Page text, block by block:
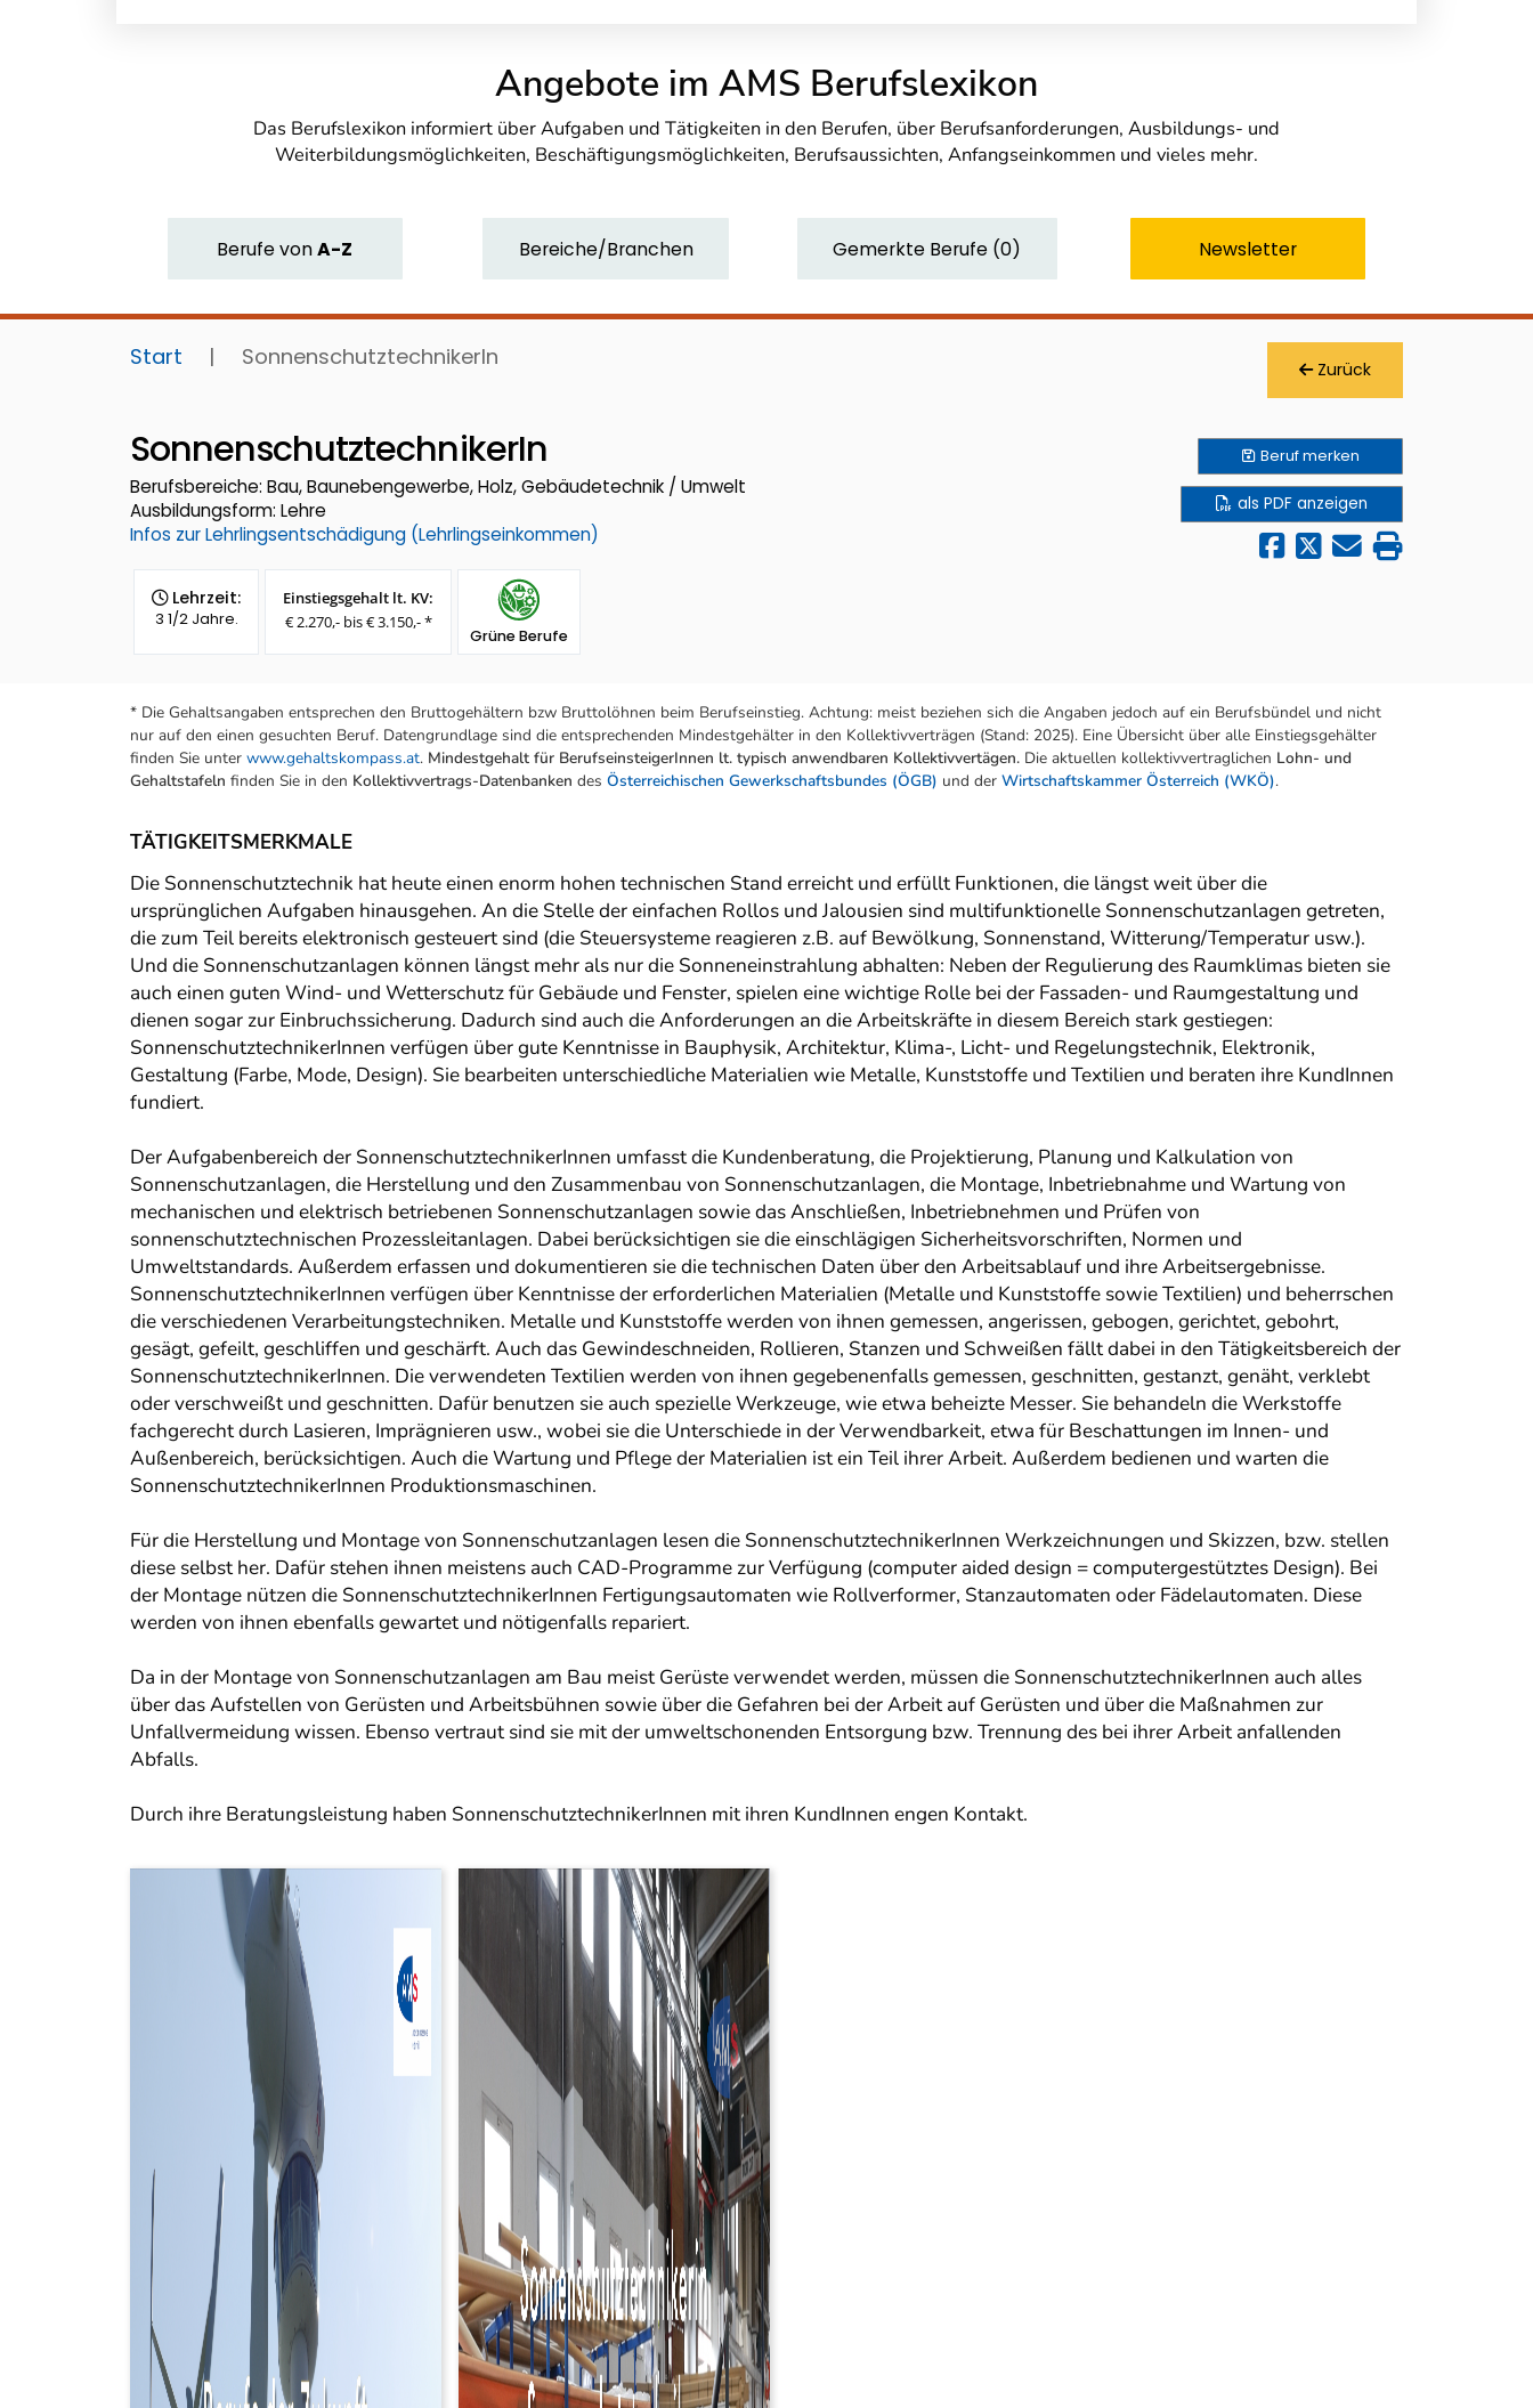
Angebote im AMS Berufslexikon
Das Berufslexikon informiert über Aufgaben und Tätigkeiten in den Berufen, über Berufsanforderungen, Ausbildungs- und
Weiterbildungsmöglichkeiten, Beschäftigungsmöglichkeiten, Berufsaussichten, Anfangseinkommen und vieles mehr.
BerufevonA-Z Bereiche/Branchen Gemerkte Berufe (0) Newsletter
Start | SonnenschutztechnikerIn Zurück
SonnenschutztechnikerIn
Berufsbereiche: Bau, Baunebengewerbe, Holz, Gebäudetechnik / Umwelt
Ausbildungsform: Lehre
Infos zur Lehrlingsentschädigung (Lehrlingseinkommen)
Lehrzeit:
3 1/2 Jahre.
Einstiegsgehalt lt. KV:
€ 2.270,- bis € 3.150,- *
Grüne Berufe
Berufmerken
als PDF anzeigen
* Die Gehaltsangaben entsprechen den Bruttogehältern bzw Bruttolöhnen beim Berufseinstieg. Achtung: meist beziehen sich die Angaben jedoch auf ein Berufsbündel und nicht
nur auf den einen gesuchten Beruf. Datengrundlage sind die entsprechenden Mindestgehälter in den Kollektivverträgen (Stand: 2025). Eine Übersicht über alle Einstiegsgehälter
finden Sie unter www.gehaltskompass.at. Mindestgehalt für BerufseinsteigerInnen lt. typisch anwendbaren Kollektivvertägen. Die aktuellen kollektivvertraglichen Lohn- und
Gehaltstafeln finden Sie in den Kollektivvertrags-Datenbanken des Österreichischen Gewerkschaftsbundes (ÖGB) und der Wirtschaftskammer Österreich (WKÖ).
TÄTIGKEITSMERKMALE
Die Sonnenschutztechnik hat heute einen enorm hohen technischen Stand erreicht und erfüllt Funktionen, die längst weit über die
ursprünglichen Aufgaben hinausgehen. An die Stelle der einfachen Rollos und Jalousien sind multifunktionelle Sonnenschutzanlagen getreten,
die zum Teil bereits elektronisch gesteuert sind (die Steuersysteme reagieren z.B. auf Bewölkung, Sonnenstand, Witterung/Temperatur usw.).
Und die Sonnenschutzanlagen können längst mehr als nur die Sonneneinstrahlung abhalten: Neben der Regulierung des Raumklimas bieten sie
auch einen guten Wind- und Wetterschutz für Gebäude und Fenster, spielen eine wichtige Rolle bei der Fassaden- und Raumgestaltung und
dienen sogar zur Einbruchssicherung. Dadurch sind auch die Anforderungen an die Arbeitskräfte in diesem Bereich stark gestiegen:
SonnenschutztechnikerInnen verfügen über gute Kenntnisse in Bauphysik, Architektur, Klima-, Licht- und Regelungstechnik, Elektronik,
Gestaltung (Farbe, Mode, Design). Sie bearbeiten unterschiedliche Materialien wie Metalle, Kunststoffe und Textilien und beraten ihre KundInnen
fundiert.
Der Aufgabenbereich der SonnenschutztechnikerInnen umfasst die Kundenberatung, die Projektierung, Planung und Kalkulation von
Sonnenschutzanlagen, die Herstellung und den Zusammenbau von Sonnenschutzanlagen, die Montage, Inbetriebnahme und Wartung von
mechanischen und elektrisch betriebenen Sonnenschutzanlagen sowie das Anschließen, Inbetriebnehmen und Prüfen von
sonnenschutztechnischen Prozessleitanlagen. Dabei berücksichtigen sie die einschlägigen Sicherheitsvorschriften, Normen und
Umweltstandards. Außerdem erfassen und dokumentieren sie die technischen Daten über den Arbeitsablauf und ihre Arbeitsergebnisse.
SonnenschutztechnikerInnen verfügen über Kenntnisse der erforderlichen Materialien (Metalle und Kunststoffe sowie Textilien) und beherrschen
die verschiedenen Verarbeitungstechniken. Metalle und Kunststoffe werden von ihnen gemessen, angerissen, gebogen, gerichtet, gebohrt,
gesägt, gefeilt, geschliffen und geschärft. Auch das Gewindeschneiden, Rollieren, Stanzen und Schweißen fällt dabei in den Tätigkeitsbereich der
SonnenschutztechnikerInnen. Die verwendeten Textilien werden von ihnen gegebenenfalls gemessen, geschnitten, gestanzt, genäht, verklebt
oder verschweißt und geschnitten. Dafür benutzen sie auch spezielle Werkzeuge, wie etwa beheizte Messer. Sie behandeln die Werkstoffe
fachgerecht durch Lasieren, Imprägnieren usw., wobei sie die Unterschiede in der Verwendbarkeit, etwa für Beschattungen im Innen- und
Außenbereich, berücksichtigen. Auch die Wartung und Pflege der Materialien ist ein Teil ihrer Arbeit. Außerdem bedienen und warten die
SonnenschutztechnikerInnen Produktionsmaschinen.
Für die Herstellung und Montage von Sonnenschutzanlagen lesen die SonnenschutztechnikerInnen Werkzeichnungen und Skizzen, bzw. stellen
diese selbst her. Dafür stehen ihnen meistens auch CAD-Programme zur Verfügung (computer aided design = computergestütztes Design). Bei
der Montage nützen die SonnenschutztechnikerInnen Fertigungsautomaten wie Rollverformer, Stanzautomaten oder Fädelautomaten. Diese
werden von ihnen ebenfalls gewartet und nötigenfalls repariert.
Da in der Montage von Sonnenschutzanlagen am Bau meist Gerüste verwendet werden, müssen die SonnenschutztechnikerInnen auch alles
über das Aufstellen von Gerüsten und Arbeitsbühnen sowie über die Gefahren bei der Arbeit auf Gerüsten und über die Maßnahmen zur
Unfallvermeidung wissen. Ebenso vertraut sind sie mit der umweltschonenden Entsorgung bzw. Trennung des bei ihrer Arbeit anfallenden
Abfalls.
Durch ihre Beratungsleistung haben SonnenschutztechnikerInnen mit ihren KundInnen engen Kontakt.